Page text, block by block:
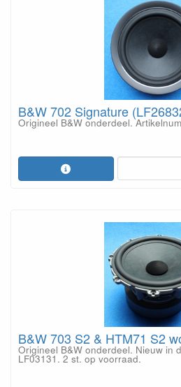
B&W 702 Signature
Origineel B&W onderdeel.
B&W 703 S2 & HTM71 S2
Origineel B&W onderdeel. Nieuw in
LF03131. 2 st. op voorraad.